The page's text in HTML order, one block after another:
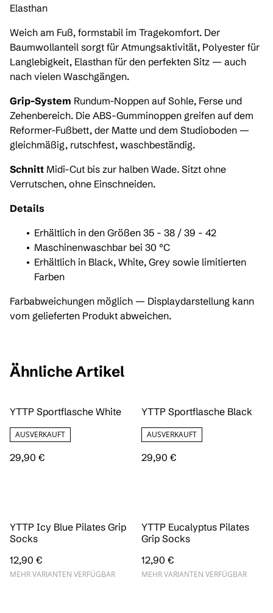
Elasthan
Weich am Fuß, formstabil im Tragekomfort. Der
Baumwollanteil sorgt für Atmungsaktivität, Polyester für
Langlebigkeit, Elasthan für den perfekten Sitz — auch
nach vielen Waschgängen.
Grip-System Rundum-Noppen auf Sohle, Ferse und
Zehenbereich. Die ABS-Gumminoppen greifen auf dem
Reformer-Fußbett, der Matte und dem Studioboden —
gleichmäßig, rutschfest, waschbeständig.
Schnitt Midi-Cut bis zur halben Wade. Sitzt ohne
Verrutschen, ohne Einschneiden.
Details
Erhältlich in den Größen 35 - 38 / 39 - 42
Maschinenwaschbar bei 30 °C
Erhältlich in Black, White, Grey sowie limitierten
Farben
Farbabweichungen möglich — Displaydarstellung kann
vom gelieferten Produkt abweichen.
Ähnliche Artikel
YTTP Sportflasche White
AUSVERKAUFT
29,90 €
YTTP Sportflasche Black
AUSVERKAUFT
29,90 €
YTTP Icy Blue Pilates Grip
Socks
12,90 €
MEHR VARIANTEN VERFÜGBAR
YTTP Eucalyptus Pilates
Grip Socks
12,90 €
MEHR VARIANTEN VERFÜGBAR